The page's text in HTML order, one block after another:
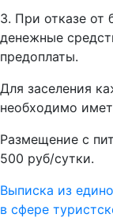
3. При отказе от
денежные
предоплаты.
Для заселения
необходимо
Размещение с
500 руб/сутки.
Выписка из
в сфере